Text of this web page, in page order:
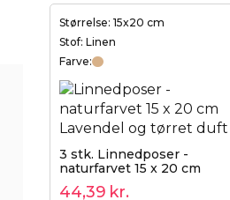
Størrelse: 15x20 cm
Stof: Linen
Farve:
3 stk. Linnedposer -
naturfarvet 15 x 20 cm
44,39 kr.